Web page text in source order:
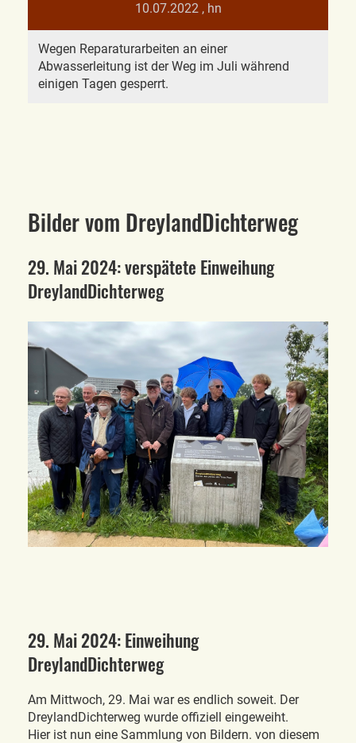
10.07.2022, hn
Wegen Reparaturarbeiten an einer
Abwasserleitung ist der Weg im Juli während
einigen Tagen gesperrt.
Bilder vom DreylandDichterweg
29. Mai 2024: verspätete Einweihung
DreylandDichterweg
29. Mai 2024: Einweihung
DreylandDichterweg
Am Mittwoch, 29. Mai war es endlich soweit. Der
DreylandDichterweg wurde offiziell eingeweiht.
Hier ist nun eine Sammlung von Bildern. von diesem